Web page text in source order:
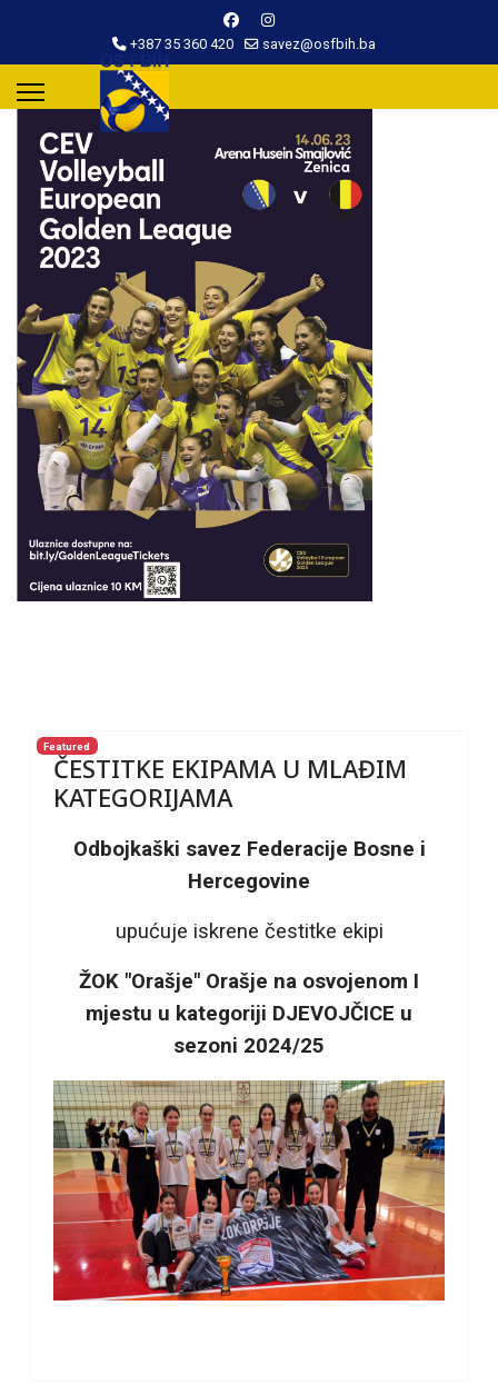
+387 35 360 420 savez@osfbih.ba
Featured
ČESTITKE EKIPAMA U MLAĐIM
KATEGORIJAMA
Odbojkaški savez Federacije Bosne i
Hercegovine
upućuje iskrene čestitke ekipi
ŽOK "Orašje" Orašje na osvojenom I
mjestu u kategoriji DJEVOJČICE u
sezoni 2024/25